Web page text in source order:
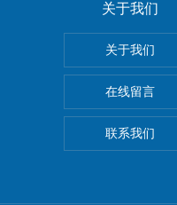
关于我们
关于我们
在线留言
联系我们